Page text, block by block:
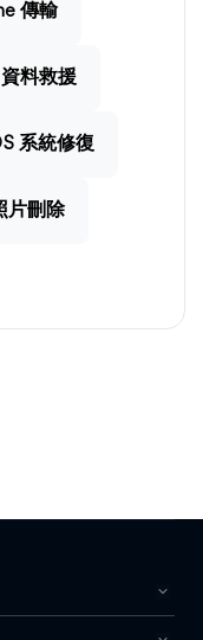
傳輸
料救援
系統修復
片刪除